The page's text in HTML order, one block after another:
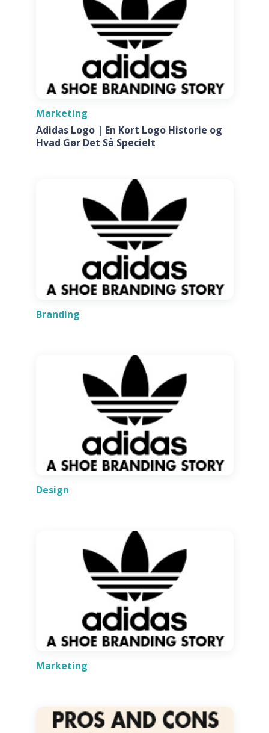
Marketing
Adidas Logo | En Kort Logo Historie og
Hvad Gør Det Så Specielt
Branding
Design
Marketing